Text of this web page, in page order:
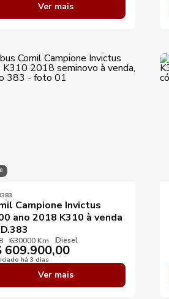
Ver mais
Campione Invictus
ano 2018 K310 à venda
630000 Km Diesel
609.900,00
há 3 dias
Ver mais